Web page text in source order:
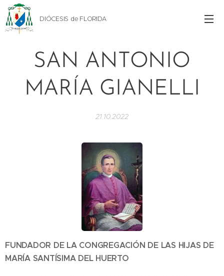
DIÓCESIS de FLORIDA
SAN ANTONIO
MARÍA GIANELLI
21.10.2022
FUNDADOR DE LA CONGREGACIÓN DE LAS HIJAS DE
MARÍA SANTÍSIMA DEL HUERTO